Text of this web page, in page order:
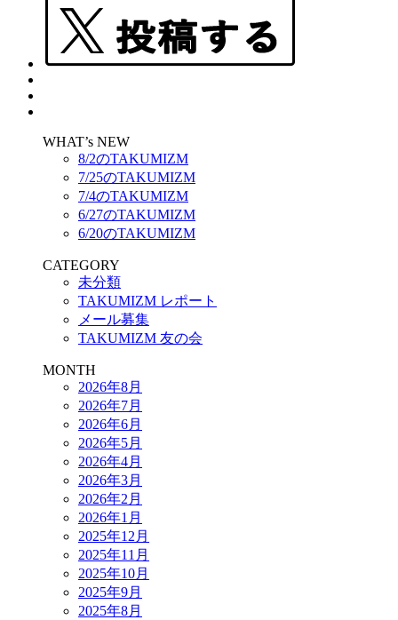
WHAT’s NEW
8/2のTAKUMIZM
7/25のTAKUMIZM
7/4のTAKUMIZM
6/27のTAKUMIZM
6/20のTAKUMIZM
CATEGORY
未分類
TAKUMIZM レポート
メール募集
TAKUMIZM 友の会
MONTH
2026年8月
2026年7月
2026年6月
2026年5月
2026年4月
2026年3月
2026年2月
2026年1月
2025年12月
2025年11月
2025年10月
2025年9月
2025年8月